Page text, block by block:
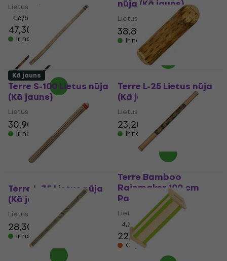
Lietus nūja
4,6/5
47,30 €
Ir noliktavā
nūja (Kā jauns)
Lietus nūja
38,80 € 39,90 €
Ir noliktavā
Terre S-100 Lietus nūja
(Kā jauns)
Lietus nūja
30,90 € 34,16 €
Ir noliktavā
Terre L-25 Lietus nūja
(Kā jauns)
Lietus nūja
23,20 € 25,05 €
Ir noliktavā
Kā jauns
Terre L-75 Lietus nūja
(Kā jauns)
Lietus nūja
28,30 € 30,50 €
Ir noliktavā
Terre Bamboo
Rainmaker 100 cm
Paint
Lietus nūja
4,7/5
22,40 €
Ceļā